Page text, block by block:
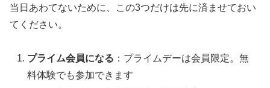
当日あわてないために、この3つだけは先に済ませておい
てください。
プライム会員になる ：プライムデーは会員限定。無
料体験でも参加できます